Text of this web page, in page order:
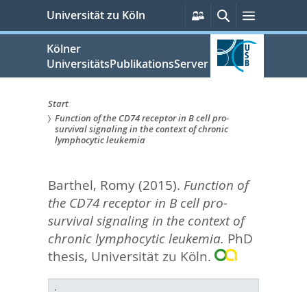
springen
Universität zu Köln
Persönliche
Services
SucheMenü
Kölner
UniversitätsPublikationsServer
Sie
sind
hier:
Start
Function of the CD74 receptor in B cell pro-
survival signaling in the context of chronic
lymphocytic leukemia
Barthel, Romy(2015). Function of
the CD74 receptor in B cell pro-
survival signaling in the context of
chronic lymphocytic leukemia. PhD
thesis, Universität zu Köln.